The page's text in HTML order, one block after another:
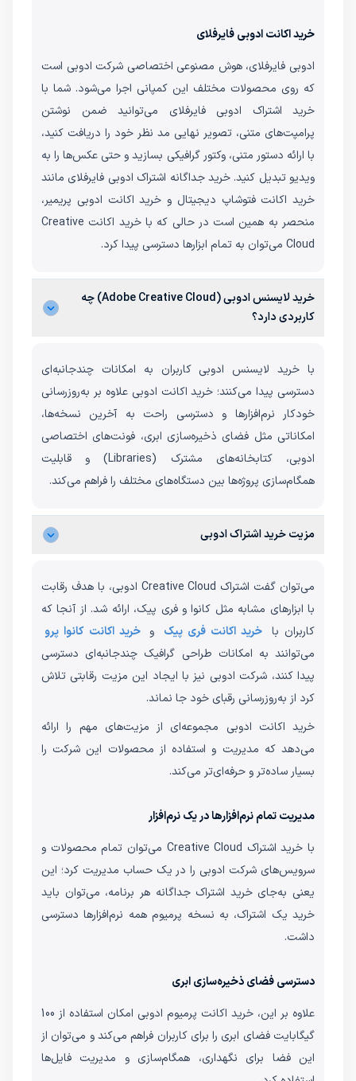
خرید اکانت ادوبی فایرفلای
ادوبی فایرفلای، هوش مصنوعی اختصاصی شرکت ادوبی است
که روی محصولات مختلف این کمپانی اجرا می‌شود. شما با
خرید اشتراک ادوبی فایرفلای می‌توانید ضمن نوشتن
پرامپت‌های متنی، تصویر نهایی مد نظر خود را دریافت کنید،
با ارائه دستور متنی، وکتور گرافیکی بسازید و حتی عکس‌ها را به
ویدیو تبدیل کنید. خرید جداگانه اشتراک ادوبی فایرفلای مانند
خرید اکانت فتوشاپ دیجیتال و خرید اکانت ادوبی پریمیر،
منحصر به همین است در حالی که با خرید اکانت Creative
Cloud می‌توان به تمام ابزارها دسترسی پیدا کرد.
خرید لایسنس ادوبی (Adobe Creative Cloud) چه
کاربردی دارد؟
با خرید لایسنس ادوبی کاربران به امکانات چندجانبه‌ای
دسترسی پیدا می‌کنند؛ خرید اکانت ادوبی علاوه بر به‌روزرسانی
خودکار نرم‌افزارها و دسترسی راحت به آخرین نسخه‌ها،
امکاناتی مثل فضای ذخیره‌سازی ابری، فونت‌های اختصاصی
ادوبی، کتابخانه‌های مشترک (Libraries) و قابلیت
همگام‌سازی پروژه‌ها بین دستگاه‌های مختلف را فراهم می‌کند.
مزیت خرید اشتراک ادوبی
می‌توان گفت اشتراک Creative Cloud ادوبی، با هدف رقابت
با ابزارهای مشابه مثل کانوا و فری پیک، ارائه شد. از آنجا که
کاربران با خرید اکانت فری پیک و خرید اکانت کانوا پرو
می‌توانند به امکانات طراحی گرافیک چندجانبه‌ای دسترسی
پیدا کنند، شرکت ادوبی نیز با ایجاد این مزیت رقابتی تلاش
کرد از به‌روزرسانی رقبای خود جا نماند.
خرید اکانت ادوبی مجموعه‌ای از مزیت‌های مهم را ارائه
می‌دهد که مدیریت و استفاده از محصولات این شرکت را
بسیار ساده‌تر و حرفه‌ای‌تر می‌کند.
مدیریت تمام نرم‌افزارها در یک نرم‌افزار
با خرید اشتراک Creative Cloud می‌توان تمام محصولات و
سرویس‌های شرکت ادوبی را در یک حساب مدیریت کرد؛ این
یعنی به‌جای خرید اشتراک جداگانه هر برنامه، می‌توان باید
خرید یک اشتراک، به نسخه پرمیوم همه نرم‌افزارها دسترسی
داشت.
دسترسی فضای ذخیره‌سازی ابری
علاوه بر این، خرید اکانت پرمیوم ادوبی امکان استفاده از 100
گیگابایت فضای ابری را برای کاربران فراهم می‌کند و می‌توان از
این فضا برای نگهداری، همگام‌سازی و مدیریت فایل‌ها